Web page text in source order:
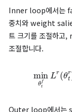
(11)m=I
[∇
weight